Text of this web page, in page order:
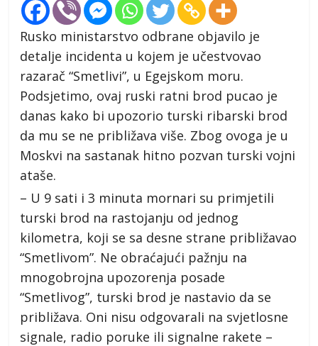
Rusko ministarstvo odbrane objavilo je
detalje incidenta u kojem je učestvovao
razarač “Smetlivi”, u Egejskom moru.
Podsjetimo, ovaj ruski ratni brod pucao je
danas kako bi upozorio turski ribarski brod
da mu se ne približava više. Zbog ovoga je u
Moskvi na sastanak hitno pozvan turski vojni
ataše.
– U 9 sati i 3 minuta mornari su primjetili
turski brod na rastojanju od jednog
kilometra, koji se sa desne strane približavao
“Smetlivom”. Ne obraćajući pažnju na
mnogobrojna upozorenja posade
“Smetlivog”, turski brod je nastavio da se
približava. Oni nisu odgovarali na svjetlosne
signale, radio poruke ili signalne rakete –